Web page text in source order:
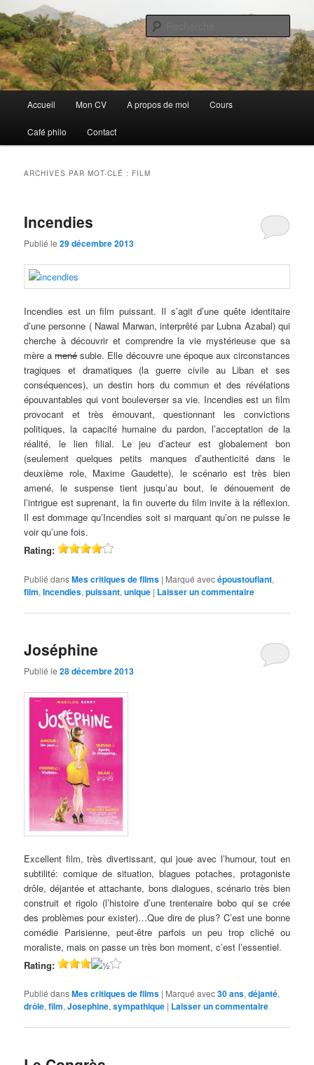
au
contenu
principal
au
contenu
secondaireGuillaume Nicaise
Discovery
principal
Accueil Mon CV A propos de moi Cours
Café philo Contact
ARCHIVES PAR MOT-CLÉ : FILM
Incendies
Publié le29 décembre 2013
Incendies est un film puissant. Il s’agit d’une quête identitaire
d’une personne ( Nawal Marwan, interprêté par Lubna Azabal) qui
cherche à découvrir et comprendre la vie mystérieuse que sa
mère amenésubie. Elle découvre une époque aux circonstances
tragiques et dramatiques (la guerre civile au Liban et ses
conséquences), un destin hors du commun et des révélations
épouvantables qui vont bouleverser sa vie. Incendies est un film
provocant et très émouvant, questionnant les convictions
politiques, la capacité humaine du pardon, l’acceptation de la
réalité, le lien filial. Le jeu d’acteur est globalement bon
(seulement quelques petits manques d’authenticité dans le
deuxième role, Maxime Gaudette), le scénario est très bien
amené, le suspense tient jusqu’au bout, le dénouement de
l’intrigue est suprenant, la fin ouverte du film invite à la réflexion.
Il est dommage qu’Incendies soit si marquant qu’on ne puisse le
voir qu’une fois.
Rating:
Publié dansMes critiques de films | Marqué avecépoustouflant,
film,Incendies,puissant,unique | Laisser un commentaire
Joséphine
Publié le28 décembre 2013
Excellent film, très divertissant, qui joue avec l’humour, tout en
subtilité: comique de situation, blagues potaches, protagoniste
drôle, déjantée et attachante, bons dialogues, scénario très bien
construit et rigolo (l’histoire d’une trentenaire bobo qui se crée
des problèmes pour exister)…Que dire de plus? C’est une bonne
comédie Parisienne, peut-être parfois un peu trop cliché ou
moraliste, mais on passe un très bon moment, c’est l’essentiel.
Rating:
Publié dansMes critiques de films | Marqué avec30 ans,déjanté,
drôle,film,Josephine,sympathique | Laisser un commentaire